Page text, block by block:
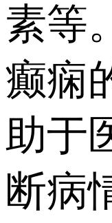
素等
癫痫
助于
断病